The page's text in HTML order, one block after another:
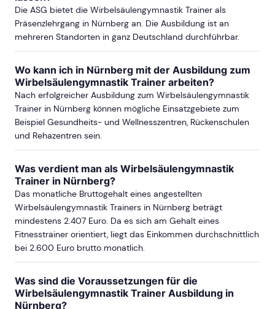
Die ASG bietet die Wirbelsäulengymnastik Trainer als
Präsenzlehrgang in Nürnberg an. Die Ausbildung ist an
mehreren Standorten in ganz Deutschland durchführbar.
Wo kann ich in Nürnberg mit der Ausbildung zum
Wirbelsäulengymnastik Trainer arbeiten?
Nach erfolgreicher Ausbildung zum Wirbelsäulengymnastik
Trainer in Nürnberg können mögliche Einsatzgebiete zum
Beispiel Gesundheits- und Wellnesszentren, Rückenschulen
und Rehazentren sein.
Was verdient man als Wirbelsäulengymnastik
Trainer in Nürnberg?
Das monatliche Bruttogehalt eines angestellten
Wirbelsäulengymnastik Trainers in Nürnberg beträgt
mindestens 2.407 Euro. Da es sich am Gehalt eines
Fitnesstrainer orientiert, liegt das Einkommen durchschnittlich
bei 2.600 Euro brutto monatlich.
Was sind die Voraussetzungen für die
Wirbelsäulengymnastik Trainer Ausbildung in
Nürnberg?